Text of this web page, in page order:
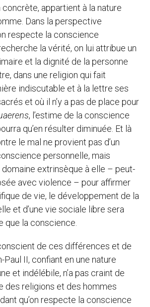
appartient à la nature
Dans la perspective
respecte la conscience
la vérité, on lui attribue un
et la dignité de la personne
dans une religion qui fait
indiscutable et à la lettre ses
et où il n’y a pas de place pour
, l’estime de la conscience
qu’en résulter diminuée. Et là
le mal ne provient pas d’un
personnelle, mais
domaine extrinsèque à elle – peut-
avec violence – pour affirmer
de vie, le développement de la
et d’une vie sociale libre sera
que la conscience.
de ces différences et de
II, confiant en une nature
et indélébile, n’a pas craint de
des religions et des hommes
qu’on respecte la conscience